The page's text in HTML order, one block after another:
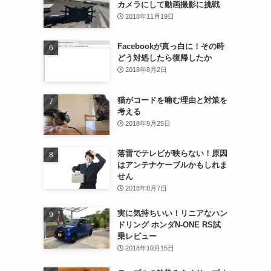
カメラにして動画撮影に挑戦
2018年11月19日
Facebookが真っ白に！その時
どう対処したら復帰したか
2018年8月2日
猫がコードを噛む理由と対策を
考える
2018年9月25日
落雷でテレビが映らない！原因
はアンテナケーブルかもしれま
せん
2018年8月7日
実に気持ちいい！リニアなハン
ドリング ホンダN-ONE RS試
乗レビュー
2018年10月15日